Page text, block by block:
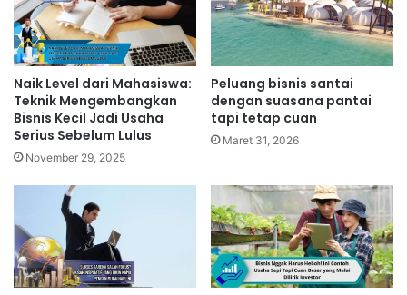
Naik Level dari Mahasiswa:
Teknik Mengembangkan
Bisnis Kecil Jadi Usaha
Serius Sebelum Lulus
November 29, 2025
Peluang bisnis santai
dengan suasana pantai
tapi tetap cuan
Maret 31, 2026